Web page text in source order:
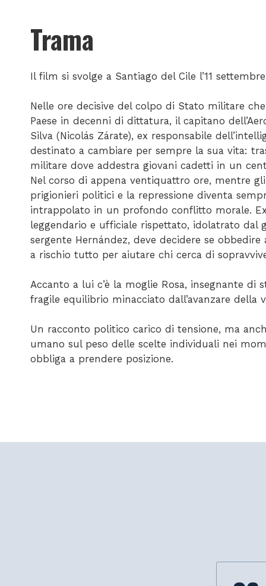
Trama
Il film si svolge a Santiago del Cile l’11
Nelle ore decisive del colpo di Stato militare
Paese in decenni di dittatura, il capitano
Silva (Nicolás Zárate), ex responsabile
destinato a cambiare per sempre la sua vita:
militare dove addestra giovani cadetti in un
Nel corso di appena ventiquattro ore, mentre
prigionieri politici e la repressione diventa
intrappolato in un profondo conflitto morale.
leggendario e ufficiale rispettato, idolatrato dal
sergente Hernández, deve decidere se
a rischio tutto per aiutare chi cerca di
Accanto a lui c’è la moglie Rosa, insegnante di
fragile equilibrio minacciato dall’avanzare della
Un racconto politico carico di tensione, ma
umano sul peso delle scelte individuali nei
obbliga a prendere posizione.